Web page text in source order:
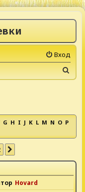
Вход
о
к
G H I J K L M N O P
Hovard